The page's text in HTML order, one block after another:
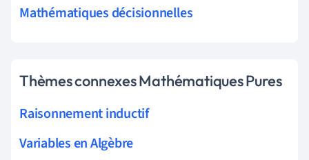
Mathématiques décisionnelles
Thèmes connexes Mathématiques Pures
Raisonnement inductif
Variables en Algèbre